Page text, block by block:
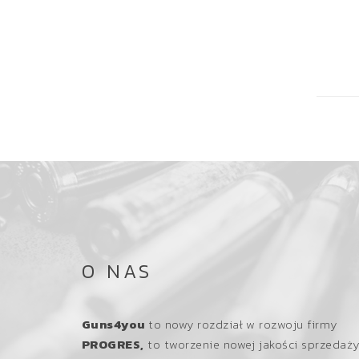
O NAS
Guns4you to nowy rozdział w rozwoju firmy
PROGRES, to tworzenie nowej jakości sprzedaży